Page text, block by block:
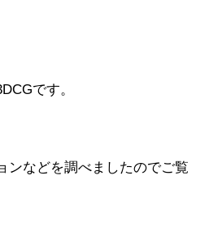
です。
ンなどを調べましたのでご覧